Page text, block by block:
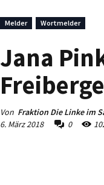
Melder Wortmelder
Jana
Von Fraktion Die Linke im
6. März 2018
0